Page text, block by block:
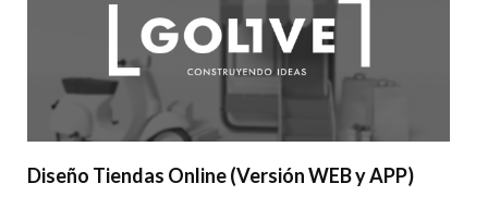
Diseño Tiendas Online (Versión WEB y APP)